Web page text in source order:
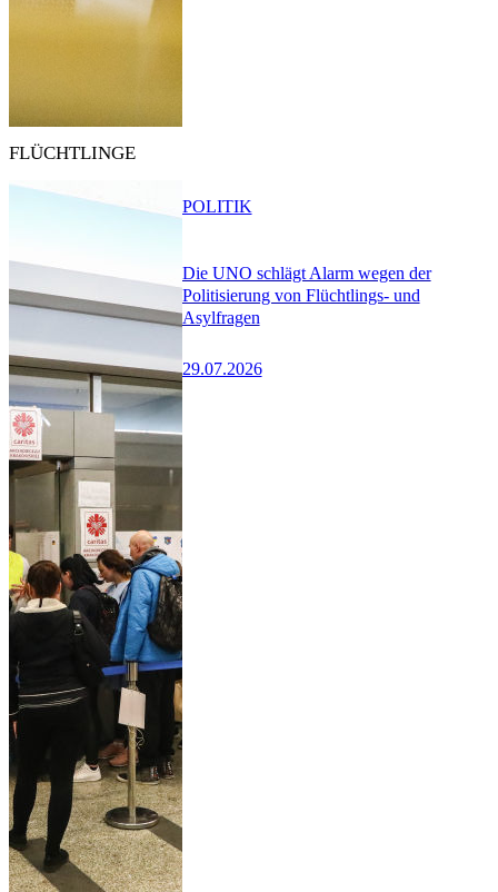
FLÜCHTLINGE
Die UNO schlägt Alarm wegen der
Politisierung von Flüchtlings- und
Asylfragen
29.07.2026
POLITIK